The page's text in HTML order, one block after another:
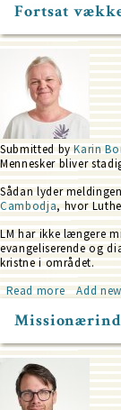
børneklub
en
coronatid
Fortsat
Submitted byKarin
Mennesker bliver
Sådan lyder
Cambodja, hvor
LM har ikke længere
evangeliserende og
kristne i området.
Read moreabout
vækkelse
fattige
i
Add